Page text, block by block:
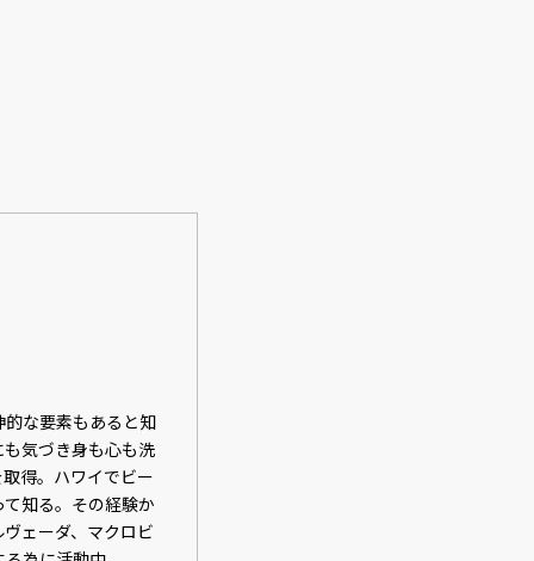
な要素もあると知
気づき身も心も洗
得。ハワイでビー
知る。その経験か
ェーダ、マクロビ